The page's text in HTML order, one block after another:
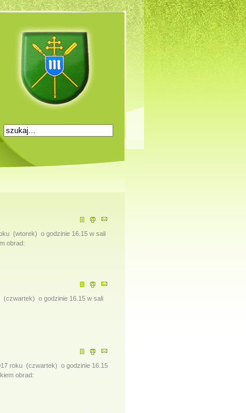
(wtorek) o godzinie 16.15 w sali
obrad:
o godzinie 16.15 w sali
roku (czwartek) o godzinie 16.15
obrad: